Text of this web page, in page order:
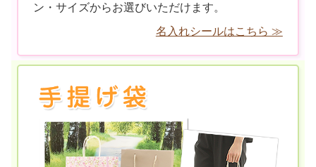
ン・サイズからお選びいただけます。
名入れシールはこちら ≫